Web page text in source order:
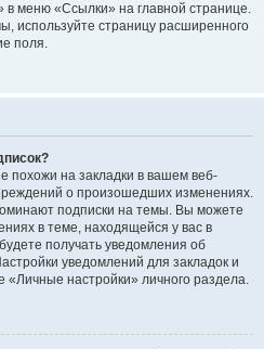
меню «Ссылки» на главной странице.
используйте страницу расширенного
поля.
похожи на закладки в вашем веб-
о произошедших изменениях.
подписки на темы. Вы можете
в теме, находящейся у вас в
получать уведомления об
уведомлений для закладок и
«Личные настройки» личного раздела.